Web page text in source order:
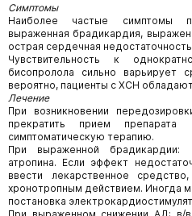
Симптомы
Наиболее частые симптомы
выраженная брадикардия,
острая сердечная
Чувствительность к
бисопролола сильно варьирует
вероятно, пациенты с ХСН
Лечение
При возникновении
прекратить прием
симптоматическую терапию.
При выраженной брадикардии:
атропина. Если эффект
ввести лекарственное
хронотропным действием. Иногда
постановка